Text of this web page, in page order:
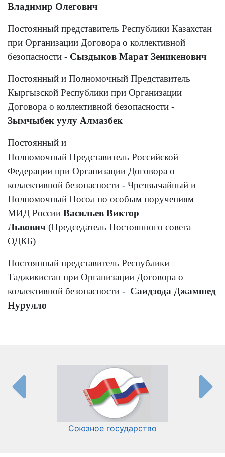
Владимир Олегович
Постоянный представитель Республики Казахстан
при Организации Договора о коллективной
безопасности - Сыздыков Марат Зеникенович
Постоянный и Полномочный Представитель
Кыргызской Республики при Организации
Договора о коллективной безопасности -
Зымчыбек уулу Алмазбек
Постоянный и
Полномочный Представитель Российской
Федерации при Организации Договора о
коллективной безопасности - Чрезвычайный и
Полномочный Посол по особым поручениям
МИД России Васильев Виктор
Львович (Председатель Постоянного совета
ОДКБ)
Постоянный представитель Республики
Таджикистан при Организации Договора о
коллективной безопасности - Саидзода Джамшед
Нурулло
Союзное государство